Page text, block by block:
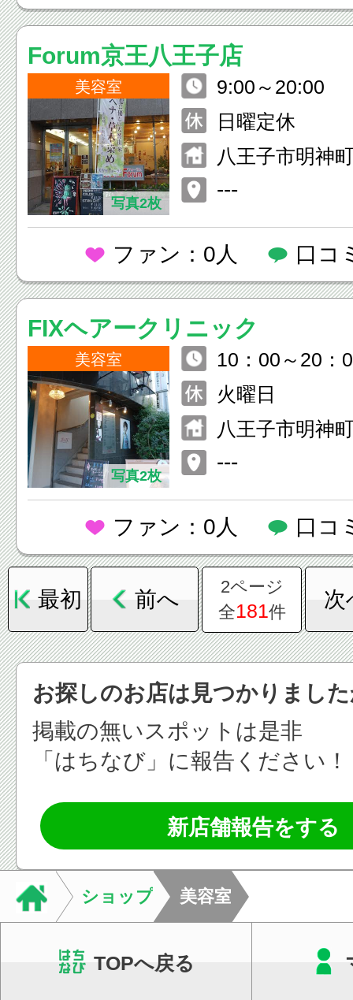
Forum京王八王子店
美容室
写真2枚
9:00～20:00
日曜定休
八王子市明神
---
ファン：0人 口コ
FIXヘアークリニック
美容室
写真2枚
10：00～20：
火曜日
八王子市明神
---
ファン：0人 口コ
最初 前へ
2ページ
全181件
次
お探しのお店は見つかりまし
掲載の無いスポットは是非
「はちなび」に報告ください！
新店舗報告をする
ショップ 美容室
TOPへ戻る